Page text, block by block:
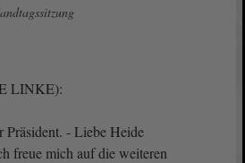
LINKE):
- Liebe Heide
freue mich auf die weiteren